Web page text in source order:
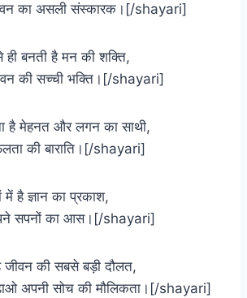
का असली संस्कारक।[/shayari]
बनती है मन की शक्ति,
की सच्ची भक्ति।[/shayari]
है मेहनत और लगन का साथी,
की बाराति।[/shayari]
है ज्ञान का प्रकाश,
सपनों का आस।[/shayari]
की सबसे बड़ी दौलत,
अपनी सोच की मौलिकता।[/shayari]